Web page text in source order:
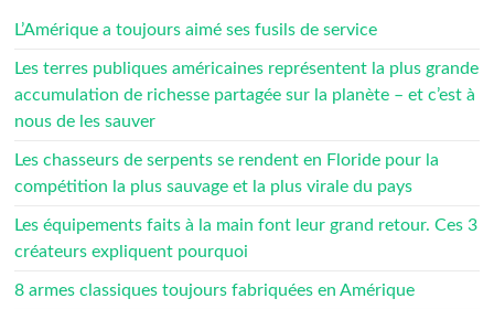
L’Amérique a toujours aimé ses fusils de service
Les terres publiques américaines représentent la plus grande
accumulation de richesse partagée sur la planète – et c’est à
nous de les sauver
Les chasseurs de serpents se rendent en Floride pour la
compétition la plus sauvage et la plus virale du pays
Les équipements faits à la main font leur grand retour. Ces 3
créateurs expliquent pourquoi
8 armes classiques toujours fabriquées en Amérique